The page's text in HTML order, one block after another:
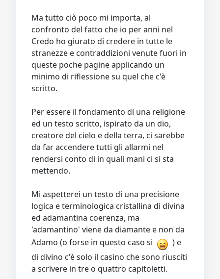
Ma tutto ciò poco mi importa, al
confronto del fatto che io per anni nel
Credo ho giurato di credere in tutte le
stranezze e contraddizioni venute fuori in
queste poche pagine applicando un
minimo di riflessione su quel che c'è
scritto.
Per essere il fondamento di una religione
ed un testo scritto, ispirato da un dio,
creatore del cielo e della terra, ci sarebbe
da far accendere tutti gli allarmi nel
rendersi conto di in quali mani ci si sta
mettendo.
Mi aspetterei un testo di una precisione
logica e terminologica cristallina di divina
ed adamantina coerenza, ma
'adamantino' viene da diamante e non da
Adamo (o forse in questo caso si
) e
di divino c'è solo il casino che sono riusciti
a scrivere in tre o quattro capitoletti.